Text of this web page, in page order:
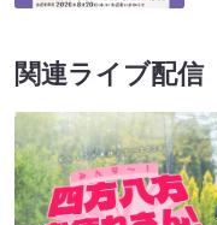
関連ライブ配信